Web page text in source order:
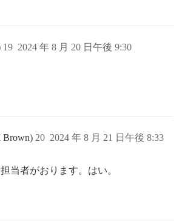
2024 年 8 月 20 日午後 9:30
19
Brown) 2024 年 8 月 21 日午後 8:33
20
当者がおります。はい。